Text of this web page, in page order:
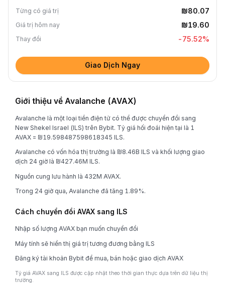
Từng có giá trị ₪80.07
Giá trị hôm nay ₪19.60
Thay đổi -75.52%
Giao Dịch Ngay
Giới thiệu về Avalanche (AVAX)
Avalanche là một loại tiền điện tử có thể được chuyển đổi sang
New Shekel Israel (ILS) trên Bybit. Tỷ giá hối đoái hiện tại là 1
AVAX = ₪19.598487598618345 ILS.
Avalanche có vốn hóa thị trường là ₪8.46B ILS và khối lượng giao
dịch 24 giờ là ₪427.46M ILS.
Nguồn cung lưu hành là 432M AVAX.
Trong 24 giờ qua, Avalanche đã tăng 1.89%.
Cách chuyển đổi AVAX sang ILS
Nhập số lượng AVAX bạn muốn chuyển đổi
Máy tính sẽ hiển thị giá trị tương đương bằng ILS
Đăng ký tài khoản Bybit để mua, bán hoặc giao dịch AVAX
Tỷ giá AVAX sang ILS được cập nhật theo thời gian thực dựa trên dữ liệu thị
trường.